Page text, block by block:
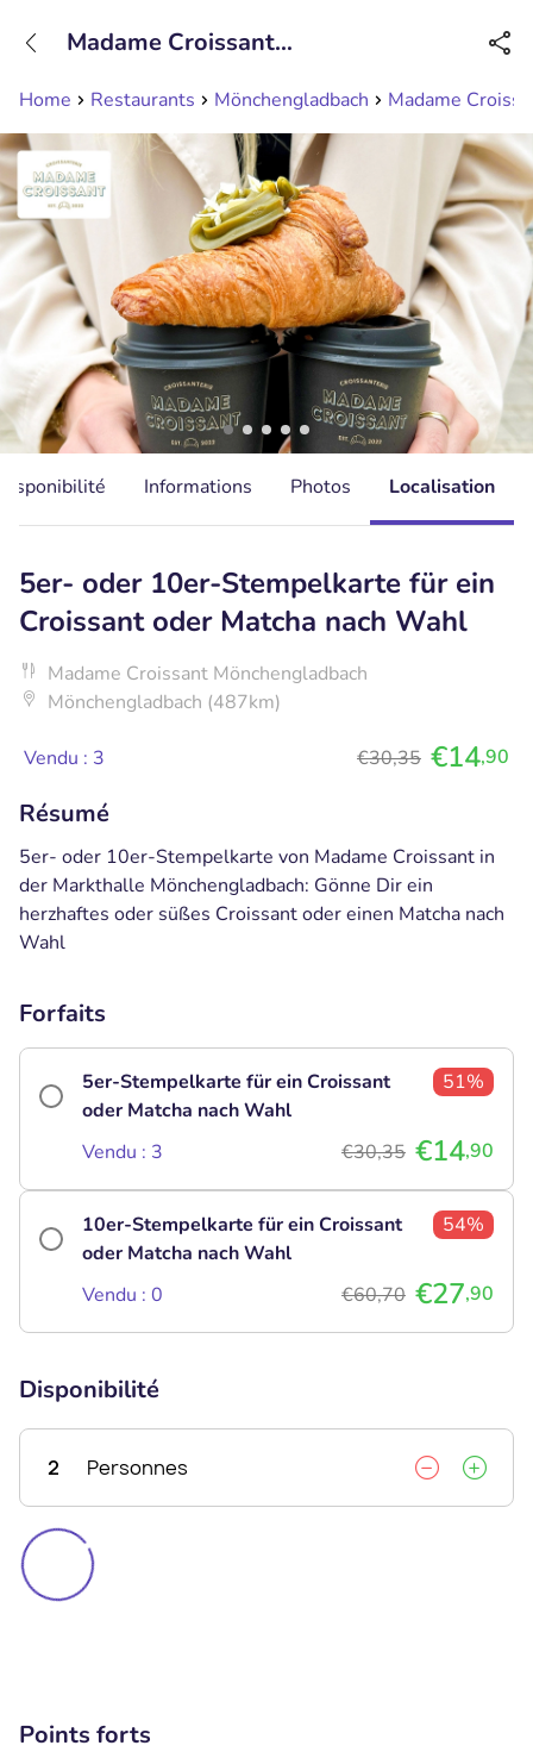
Disponible jusqu'à 23:00 heures
Home Restaurants Mönchengladbach Madame
Madame Croissant
Informations Photos Localisation
5er- oder 10er-Stempelkarte für ein
Croissant oder Matcha nach Wahl
Madame Croissant Mönchengladbach
Mönchengladbach (487km)
Vendu : 3 €30,35 €14,90
Résumé
5er- oder 10er-Stempelkarte von Madame Croissant in
der Markthalle Mönchengladbach: Gönne Dir ein
herzhaftes oder süßes Croissant oder einen Matcha nach
Wahl
Forfaits
5er-Stempelkarte für ein Croissant
oder Matcha nach Wahl
51%
Vendu : 3 €30,35 €14,90
10er-Stempelkarte für ein Croissant
oder Matcha nach Wahl
54%
Vendu : 0 €60,70 €27,90
Disponibilité
2 Personnes
Points forts